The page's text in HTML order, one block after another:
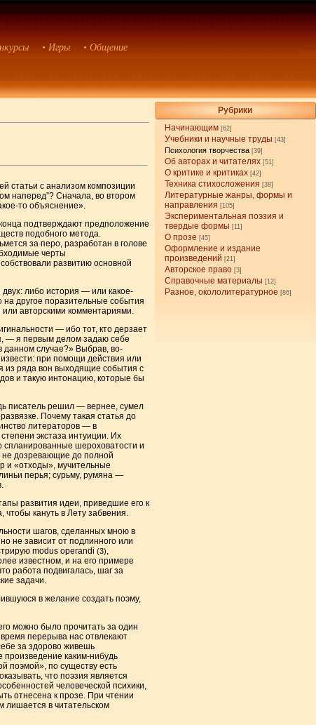
• Игры • Общение
Рубрики
Начинающим [62]
Учебники и научные труды [43]
Психология творчества [39]
Об авторах и читателях [51]
О критике и критиках [42]
Техника стихосложения [38]
Литературные жанры, формы и
направления [105]
Экспериментальная поэзия и
твердые формы [11]
О прозе [45]
Оформление и издание
произведений [21]
Авторское право [3]
Справочные материалы [12]
Разное, окололитературное [86]
статьи с анализом композиции
наперед”? Сначала, во втором
то объяснение».
подтверждают предположение
подобного метода.
за перо, разработан в голове
черты
развитию основной
либо история — или какое-
другое поразительные события
авторскими комментариями.
— ибо тот, кто дерзает
— я первым делом задаю себе
данном случае?» Выбрав, во-
при помощи действия или
из ряда вон выходящие события с
и такую интонацию, которые бы
писатель решил — вернее, сумел
Почему такая статья до
литераторов — в
экстаза интуиции. Их
спланированные шероховатости и
дозревающие до полной
и «отходы», мучительные
перья; сурьму, румяна —
развития идеи, приведшие его к
кануть в Лету забвения.
шагов, сделанных мною в
не зависит от подлинного или
modus operandi (3)
известном, и на его примере
работа подвигалась, шаг за
задачи.
в желание создать поэму,
можно было прочитать за один
перерыва нас отвлекают
за здорово живешь
каким-нибудь
поэмой», по существу есть
что поэзия является
человеческой психики,
отнесена к прозе. При чтении
лишается в читательском